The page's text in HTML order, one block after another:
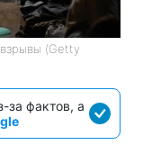
(Getty
за фактов, а